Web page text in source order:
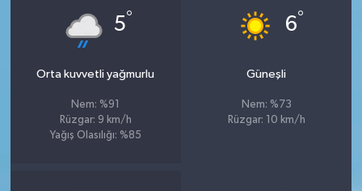
5°
Orta kuvvetli yağmurlu
Nem: %91
Rüzgar: 9 km/h
Yağış Olasılığı: %85
6°
Güneşli
Nem: %73
Rüzgar: 10 km/h